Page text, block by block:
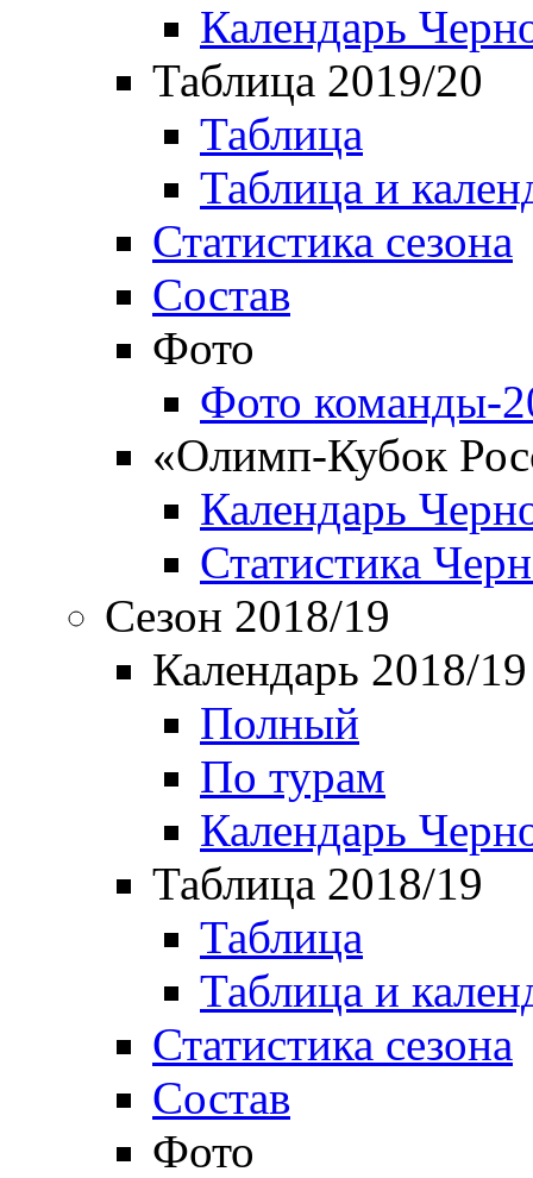
Календарь
Таблица 2019/20
Таблица
Таблица и
Статистика сезона
Состав
Фото
Фото команды-
«Олимп-Кубок
Календарь
Статистика
Сезон 2018/19
Календарь 2018/19
Полный
По турам
Календарь
Таблица 2018/19
Таблица
Таблица и
Статистика сезона
Состав
Фото